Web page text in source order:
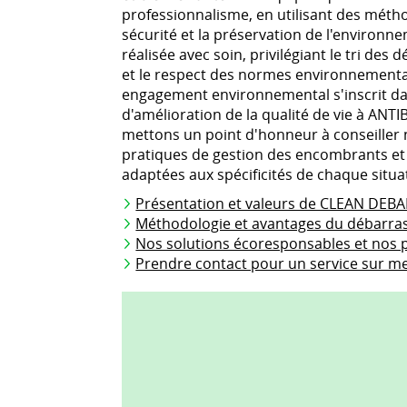
professionnalisme, en utilisant des
sécurité et la préservation de
réalisée avec soin, privilégiant le tri des
et le respect des normes
engagement environnemental s'inscrit
d'amélioration de la qualité de vie à
mettons un point d'honneur à conseiller
pratiques de gestion des encombrants
adaptées aux spécificités de chaque
Présentation et valeurs de CLEAN
Méthodologie et avantages du
Nos solutions écoresponsables et nos
Prendre contact pour un service sur